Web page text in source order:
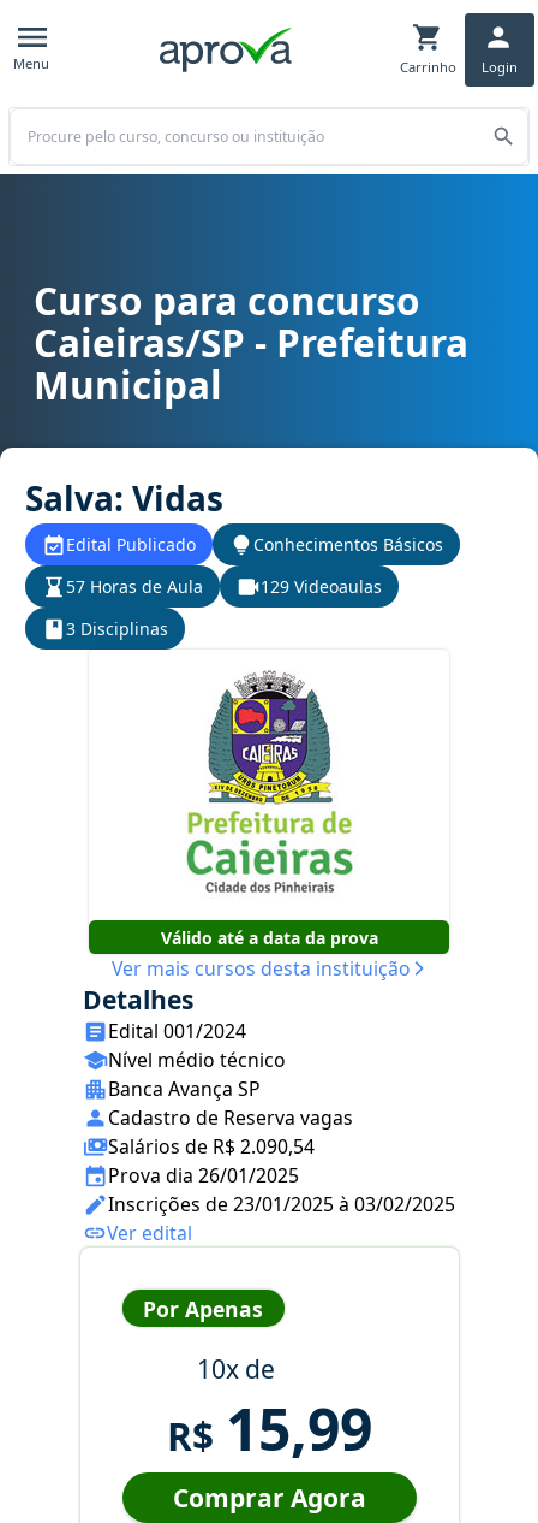
Menu Carrinho Login
Buscar
Curso para concurso Caieiras/SP - Prefeitura Municipal cargo
Curso para concurso
Caieiras/SP - Prefeitura
Municipal
Salva: Vidas
Edital Publicado
Conhecimentos Básicos
57 Horas de Aula
129 Videoaulas
3 Disciplinas
Válido até a data da prova
Ver mais cursos desta instituição
Detalhes
Edital 001/2024
Nível médio técnico
Banca Avança SP
Cadastro de Reserva vagas
Salários de R$ 2.090,54
Prova dia 26/01/2025
Inscrições de 23/01/2025 à 03/02/2025
Ver edital
Por Apenas
10x de
R$ 15,99
Comprar Agora